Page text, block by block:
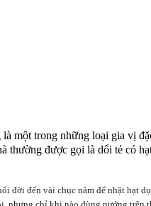
trong những loại gia vị
được gọi là dổi tẻ có
đến vài chục năm để nhặt hạt